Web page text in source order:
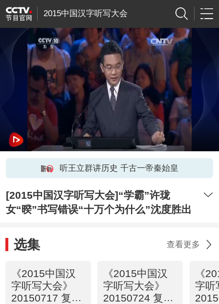
2015中国汉字听写大会
听王立群讲历史 千古一帝秦始皇
[2015中国汉字听写大会]“学霸”许珑
女“暌”书写错误“十万个为什么”沈度胜出
选集 查看更多
《2015中国汉
字听写大会》
20150717 复赛
《2015中国汉
字听写大会》
20150724 复赛
《
字听